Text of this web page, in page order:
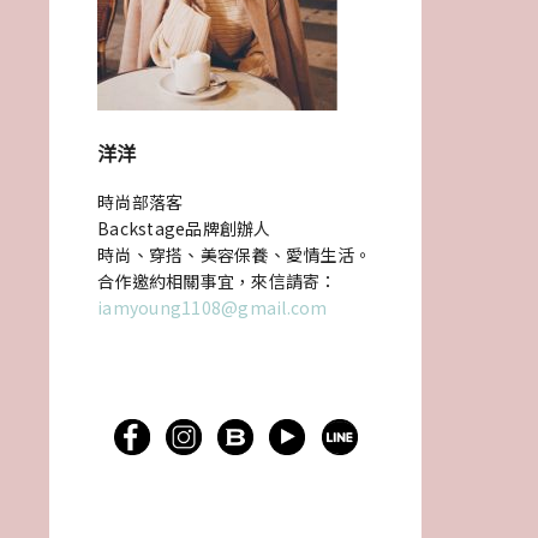
洋洋
時尚部落客
Backstage品牌創辦人
時尚、穿搭、美容保養、愛情生活。
合作邀約相關事宜，來信請寄：
iamyoung1108@gmail.com